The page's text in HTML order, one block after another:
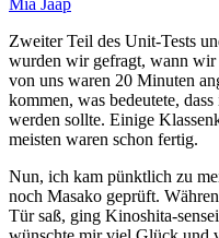
Mia Jaap
Zweiter Teil des Unit-Tests
wurden wir gefragt, wann wir
von uns waren 20 Minuten
kommen, was bedeutete,
werden sollte. Einige
meisten waren schon fertig.
Nun, ich kam pünktlich zu
noch Masako geprüft.
Tür saß, ging Kinoshita-